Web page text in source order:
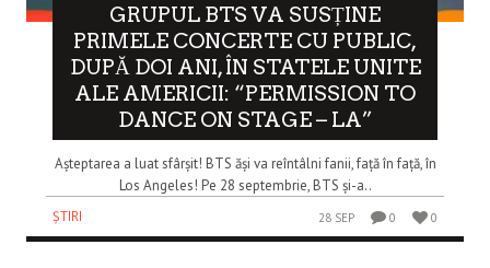
GRUPUL BTS VA SUSȚINE
PRIMELE CONCERTE CU PUBLIC,
DUPĂ DOI ANI, ÎN STATELE UNITE
ALE AMERICII: “PERMISSION TO
DANCE ON STAGE – LA”
Așteptarea a luat sfârșit! BTS ăși va reîntâlni fanii, față în față, în
Los Angeles! Pe 28 septembrie, BTS și-a..
ȘTIRI
28 SEP 0 0